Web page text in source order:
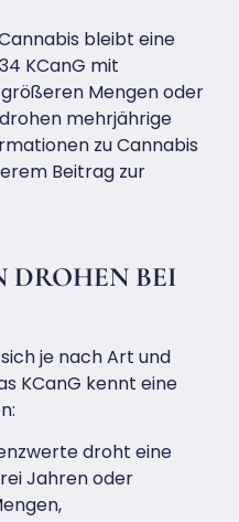
bleibt eine
KCanG mit
Mengen oder
mehrjährige
zu Cannabis
Beitrag zur
DROHEN BEI
je nach Art und
KCanG kennt eine
droht eine
Jahren oder